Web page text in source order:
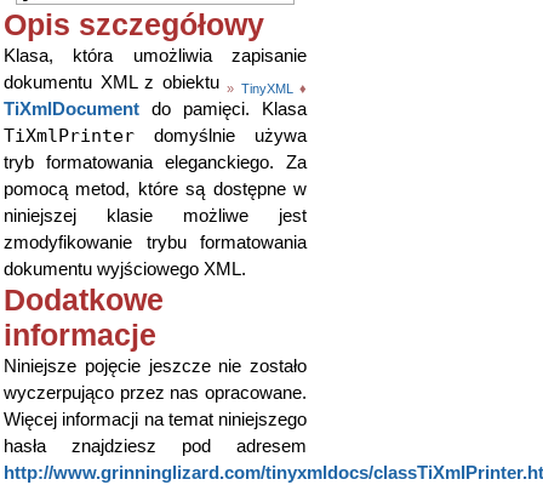
Opis szczegółowy
Klasa, która umożliwia zapisanie
dokumentu XML z obiektu » TinyXML ♦
TiXmlDocument do pamięci. Klasa
TiXmlPrinter domyślnie używa
tryb formatowania eleganckiego. Za
pomocą metod, które są dostępne w
niniejszej klasie możliwe jest
zmodyfikowanie trybu formatowania
dokumentu wyjściowego XML.
Dodatkowe
informacje
Niniejsze pojęcie jeszcze nie zostało
wyczerpująco przez nas opracowane.
Więcej informacji na temat niniejszego
hasła znajdziesz pod adresem
http://www.grinninglizard.com/tinyxmldocs/